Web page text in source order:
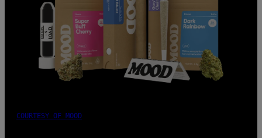
COURTESY OF MOOD